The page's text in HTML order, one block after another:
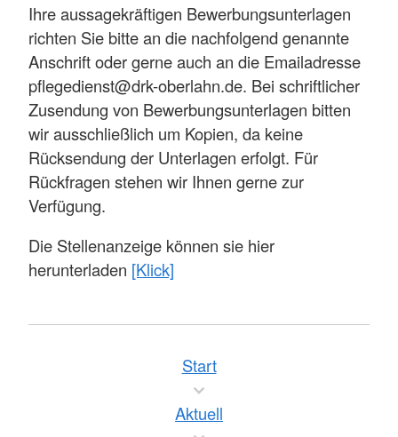
Ihre aussagekräftigen Bewerbungsunterlagen
richten Sie bitte an die nachfolgend genannte
Anschrift oder gerne auch an die Emailadresse
pflegedienst@drk-oberlahn.de. Bei schriftlicher
Zusendung von Bewerbungsunterlagen bitten
wir ausschließlich um Kopien, da keine
Rücksendung der Unterlagen erfolgt. Für
Rückfragen stehen wir Ihnen gerne zur
Verfügung.
Die Stellenanzeige können sie hier
herunterladen [Klick]
Start
Aktuell